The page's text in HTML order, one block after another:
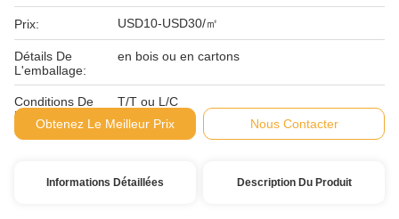
Prix: USD10-USD30/㎡
Détails De
L'emballage:
en bois ou en cartons
Conditions De
Paiement:
T/T ou L/C
Obtenez Le Meilleur Prix
Nous Contacter
Informations Détaillées Description Du Produit